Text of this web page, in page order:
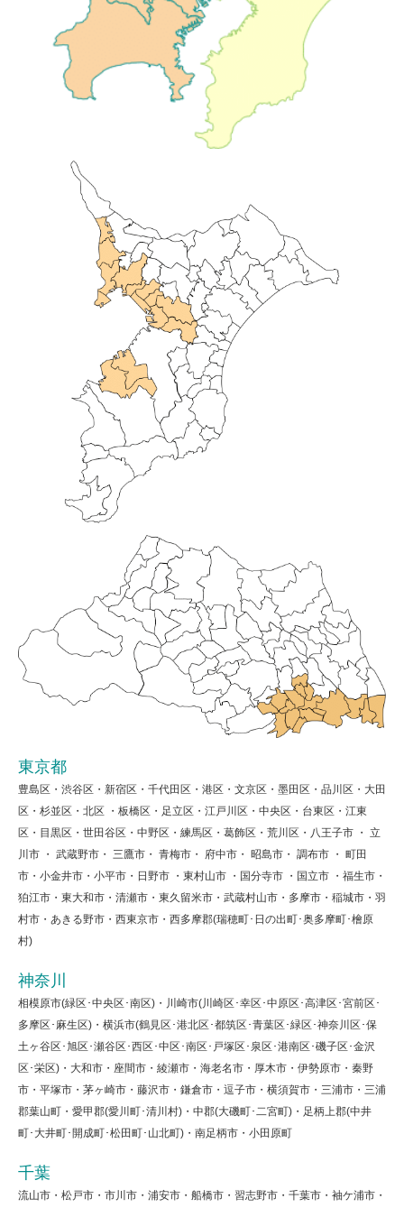
東京都
豊島区・渋谷区・新宿区・千代田区・港区・文京区・墨田区・品川区・大田
区・杉並区・北区 ・板橋区・足立区・江戸川区・中央区・台東区・江東
区・目黒区・世田谷区・中野区・練馬区・葛飾区・荒川区・八王子市 ・ 立
川市 ・ 武蔵野市・ 三鷹市・ 青梅市・ 府中市・ 昭島市・ 調布市 ・ 町田
市・小金井市・小平市・日野市 ・東村山市 ・国分寺市 ・国立市 ・福生市・
狛江市・東大和市・清瀬市・東久留米市・武蔵村山市・多摩市・稲城市・羽
村市・あきる野市・西東京市・西多摩郡(瑞穂町･日の出町･奥多摩町･檜原
村)
神奈川
相模原市(緑区･中央区･南区)・川崎市(川崎区･幸区･中原区･高津区･宮前区･
多摩区･麻生区)・横浜市(鶴見区･港北区･都筑区･青葉区･緑区･神奈川区･保
土ヶ谷区･旭区･瀬谷区･西区･中区･南区･戸塚区･泉区･港南区･磯子区･金沢
区･栄区)・大和市・座間市・綾瀬市・海老名市・厚木市・伊勢原市・秦野
市・平塚市・茅ヶ崎市・藤沢市・鎌倉市・逗子市・横須賀市・三浦市・三浦
郡葉山町・愛甲郡(愛川町･清川村)・中郡(大磯町･二宮町)・足柄上郡(中井
町･大井町･開成町･松田町･山北町)・南足柄市・小田原町
千葉
流山市・松戸市・市川市・浦安市・船橋市・習志野市・千葉市・袖ケ浦市・